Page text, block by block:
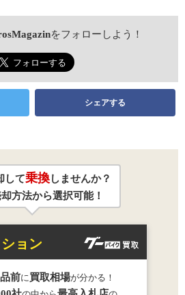
をフォローしよう！
シェアする
して乗換しませんか？
方法から選択可能！
ョン
前に 買取相場が分かる！